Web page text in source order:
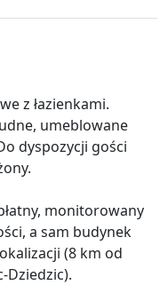
z łazienkami.
umeblowane
dyspozycji gości
monitorowany
a sam budynek
(8 km od
Dziedzic).